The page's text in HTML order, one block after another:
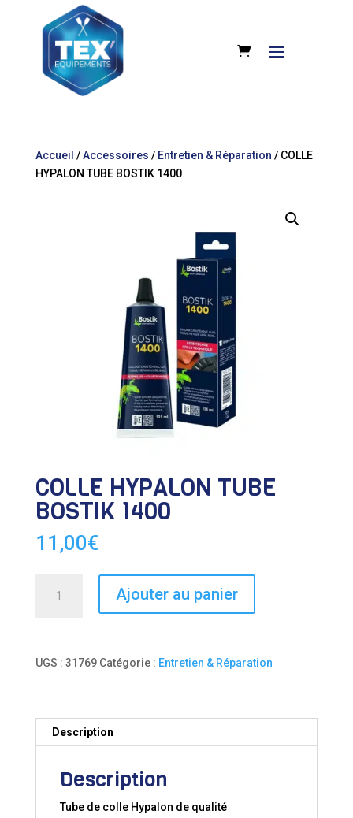
Accueil /Accessoires / Entretien & Réparation / COLLE
HYPALON TUBE BOSTIK 1400
COLLE HYPALON TUBE
BOSTIK 1400
11,00€
TUBE
Ajouter au panier
UGS : 31769 Catégorie : Entretien & Réparation
Description
Description
Tube de colle Hypalon de qualité